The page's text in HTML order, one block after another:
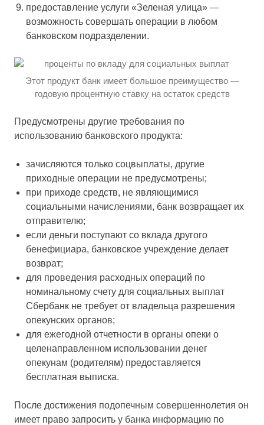
предоставление услуги «Зеленая улица» —
возможность совершать операции в любом
банковском подразделении.
Этот продукт банк имеет большое преимущество —
годовую процентную ставку на остаток средств
Предусмотрены другие требования по
использованию банковского продукта:
зачисляются только соцвыплаты, другие
приходные операции не предусмотрены;
при приходе средств, не являющимися
социальными начислениями, банк возвращает их
отправителю;
если деньги поступают со вклада другого
бенефициара, банковское учреждение делает
возврат;
для проведения расходных операций по
номинальному счету для социальных выплат
Сбербанк не требует от владельца разрешения
опекунских органов;
для ежегодной отчетности в органы опеки о
целенаправленном использовании денег
опекунам (родителям) предоставляется
бесплатная выписка.
После достижения подопечным совершеннолетия он
имеет право запросить у банка информацию по